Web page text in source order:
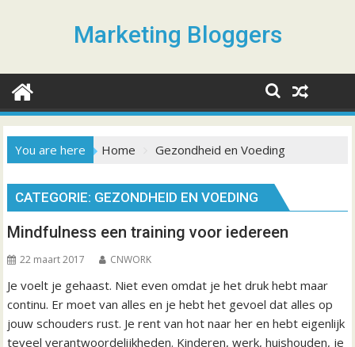
c
Marketing Bloggers
You are here Home Gezondheid en Voeding
CATEGORIE: GEZONDHEID EN VOEDING
Mindfulness een training voor iedereen
22 maart 2017 CNWORK
Je voelt je gehaast. Niet even omdat je het druk hebt maar
continu. Er moet van alles en je hebt het gevoel dat alles op
jouw schouders rust. Je rent van hot naar her en hebt eigenlijk
teveel verantwoordelijkheden. Kinderen, werk, huishouden, je